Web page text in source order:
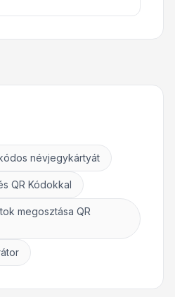
névjegykártyát
QR Kódokkal
megosztása QR